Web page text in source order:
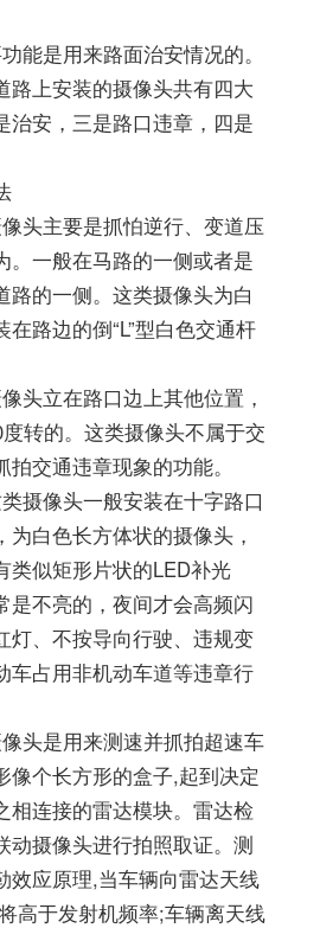
能是用来路面治安情况的。
路上安装的摄像头共有四大
治安，三是路口违章，四是
头主要是抓怕逆行、变道压
。一般在马路的一侧或者是
路的一侧。这类摄像头为白
路边的倒“L”型白色交通杆
头立在路口边上其他位置，
转的。这类摄像头不属于交
交通违章现象的功能。
摄像头一般安装在十字路口
白色长方体状的摄像头，
类似矩形片状的LED补光
是不亮的，夜间才会高频闪
灯、不按导向行驶、违规变
车占用非机动车道等违章行
头是用来测速并抓拍超速车
像个长方形的盒子,起到决定
相连接的雷达模块。雷达检
动摄像头进行拍照取证。测
效应原理,当车辆向雷达天线
高于发射机频率;车辆离天线